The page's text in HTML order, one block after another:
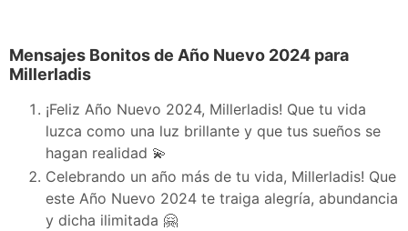
Mensajes Bonitos de Año Nuevo 2024 para
Millerladis
¡Feliz Año Nuevo 2024, Millerladis! Que tu vida
luzca como una luz brillante y que tus sueños se
hagan realidad 💫
Celebrando un año más de tu vida, Millerladis! Que
este Año Nuevo 2024 te traiga alegría, abundancia
y dicha ilimitada 🤗